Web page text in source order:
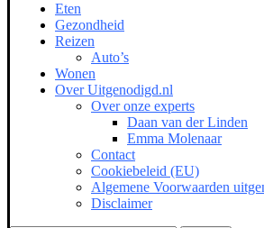
Eten
Gezondheid
Reizen
Auto’s
Wonen
Over Uitgenodigd.nl
Over onze experts
Daan van der Linden
Emma Molenaar
Contact
Cookiebeleid (EU)
Algemene Voorwaarden
Disclaimer